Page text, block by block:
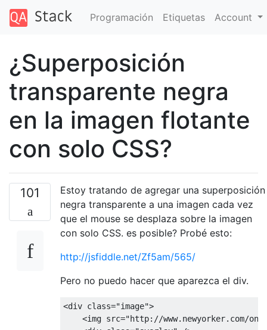
Programación Etiquetas Account
¿Superposición
transparente negra
en la imagen flotante
con solo CSS?
101
Estoy tratando de agregar una superposición
negra transparente a una imagen cada vez
que el mouse se desplaza sobre la imagen
con solo CSS. es posible? Probé esto:
http://jsfiddle.net/Zf5am/565/
Pero no puedo hacer que aparezca el div.
<div class="image">
<img src="http://www.newyorker.com/